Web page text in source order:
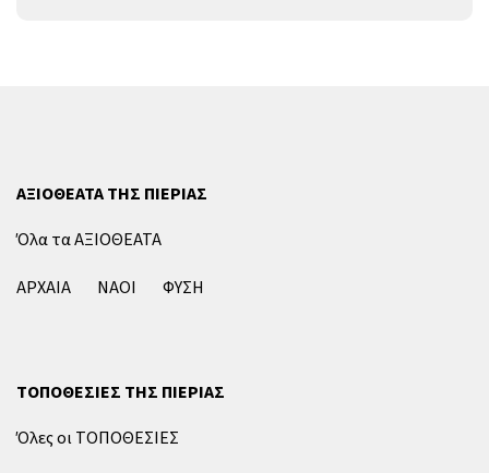
ΑΞΙΟΘΕΑΤΑ ΤΗΣ ΠΙΕΡΙΑΣ
Όλα τα ΑΞΙΟΘΕΑΤΑ
ΑΡΧΑΙΑ
ΝΑΟΙ ΦΥΣΗ
ΤΟΠΟΘΕΣΙΕΣ ΤΗΣ ΠΙΕΡΙΑΣ
Όλες οι ΤΟΠΟΘΕΣΙΕΣ